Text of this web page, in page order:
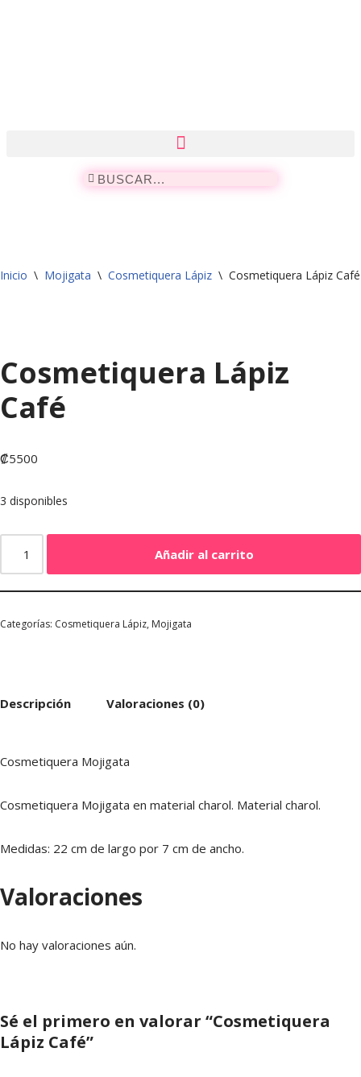
Inicio \ Mojigata \ Cosmetiquera Lápiz \ Cosmetiquera Lápiz Café
Cosmetiquera Lápiz
Café
₡5500
3 disponibles
Añadir al carrito
Categorías: Cosmetiquera Lápiz, Mojigata
Descripción Valoraciones (0)
Cosmetiquera Mojigata
Cosmetiquera Mojigata en material charol. Material charol.
Medidas: 22 cm de largo por 7 cm de ancho.
Valoraciones
No hay valoraciones aún.
Sé el primero en valorar “Cosmetiquera
Lápiz Café”